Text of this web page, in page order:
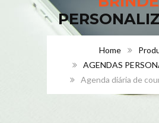
Home
AGENDAS
Agenda diária de